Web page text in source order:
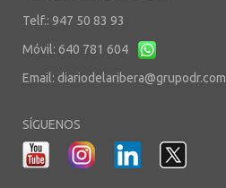
Telf.: 947 50 83 93
Móvil: 640 781 604
Email: diariodelaribera@grupodr.com
SÍGUENOS